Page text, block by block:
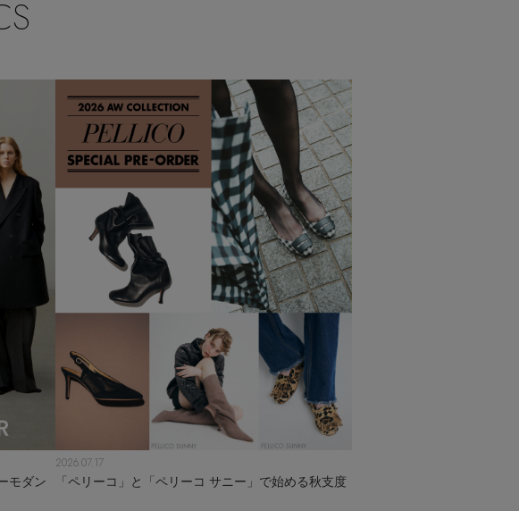
モダン
2026.07.17
「ペリーコ」と「ペリーコ サニー」で始める秋支度